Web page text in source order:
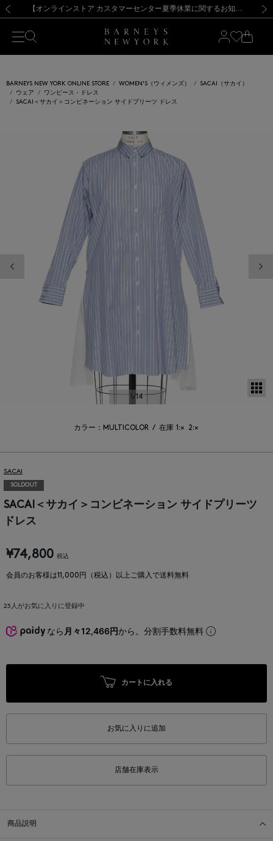
新規登録のお客様も対象！＜MY BARNEYS＞会員のお客様は11,000円（税込）以上のお買上げで常時送料無料！お買い物の際は会員登録を！
【夏季休業に伴う出荷一時停止のお知らせ】(2026.8.7) 【オンラインストア カスタマーセンター夏季休業に関するお知らせ】（2026.8.7）
【夏季休業に伴う返品・交換承り一時停止のお知らせ】（2026.8.5）
熊本県を中心とした地震の影響によるお荷物のお届けについて
【開催中】SUMMER SALEのご案内・ご注意事項 新規登録のお客様も対象！＜MY BARNEYS＞会員のお客様は11,000円（税込）以上のお買上げで常時送料無料！お買い物の際は会員登録を！
【夏季休業に伴う出荷一時停止のお知らせ】(2026.8.7)
BARNEYS NEW YORK ONLINE STORE WOMEN'S（ウィメンズ）
SACAI（サカイ）
ウェア
ワンピース・ドレス
SACAI＜サカイ＞コンビネーション サイドプリーツ ドレス
1/14
カラー：MULTICOLOR / 在庫 1:× 2:×
SACAI
SOLDOUT
SACAI＜サカイ＞コンビネーション サイドプリーツ
ドレス
¥74,800 税込
会員のお客様は11,000円（税込）以上ご購入で送料無料
23 人がお気に入りに登録中
なら 月々12,466円から。分割手数料無料
カートに入れる
お気に入りに追加
店舗在庫表示
商品説明